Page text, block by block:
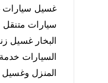
غسيل سيارات
البخار غسيل
السيارات
المنزل